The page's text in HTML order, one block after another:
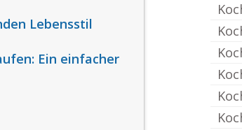
Lebensstil
Ein einfacher